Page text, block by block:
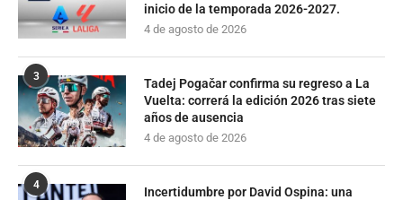
inicio de la temporada 2026-2027.
4 de agosto de 2026
3
Tadej Pogačar confirma su regreso a La
Vuelta: correrá la edición 2026 tras siete
años de ausencia
4 de agosto de 2026
4
Incertidumbre por David Ospina: una